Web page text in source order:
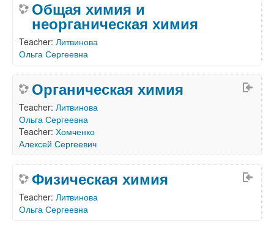
Общая химия и
неорганическая химия
Teacher: Литвинова
Ольга Сергеевна
Органическая химия
Teacher: Литвинова
Ольга Сергеевна
Teacher: Хомченко
Алексей Сергеевич
Физическая химия
Teacher: Литвинова
Ольга Сергеевна